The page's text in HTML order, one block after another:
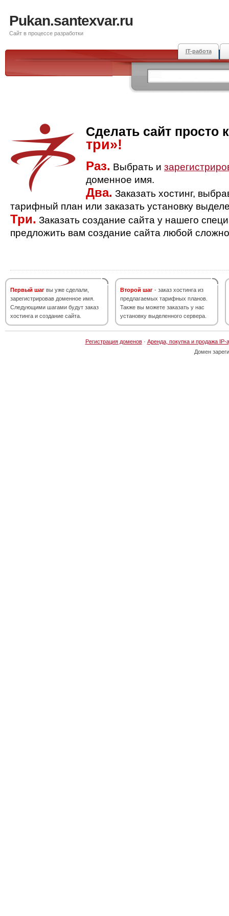
Pukan.santexvar.ru
Сайт в процессе разработки
IT-работа
Сделать сайт просто
три»!
Раз. Выбрать и
доменное имя.
Два. Заказать хостинг,
тарифный план или заказать установку
Три. Заказать создание сайта у нашего
предложить вам создание сайта любой
Первый шаг вы уже сделали,
зарегистрировав доменное имя.
Следующими шагами будут заказ
хостинга и создание сайта.
Второй шаг - заказ хостинга из
предлагаемых тарифных планов.
Также вы можете заказать у нас
установку выделенного сервера.
Регистрация доменов· Аренда, покупка и продажа IP-
Домен